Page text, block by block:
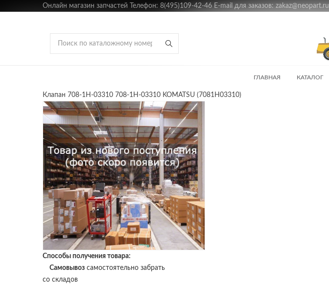
Онлайн магазин запчастей Телефон: 8(495)109-42-46 E-mail для заказов: zakaz@neopart.ru
ГЛАВНАЯ КАТАЛОГ
Клапан 708-1H-03310 708-1H-03310 KOMATSU (7081H03310)
Способы получения товара:
Самовывоз самостоятельно забрать
со складов